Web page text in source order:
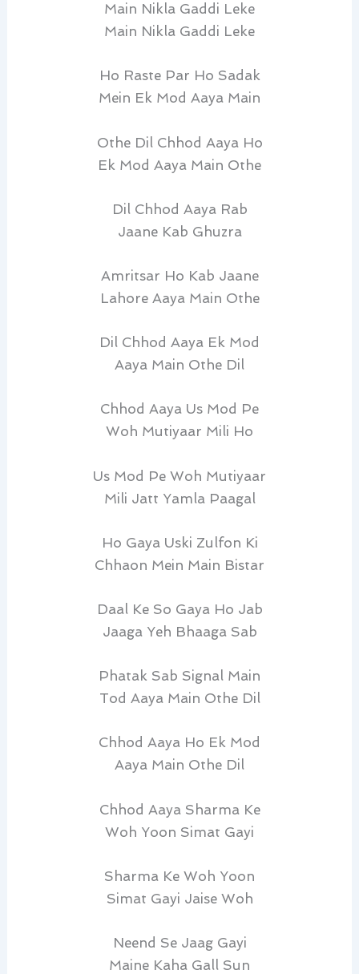
Main Nikla Gaddi Leke
Main Nikla Gaddi Leke
Ho Raste Par Ho Sadak
Mein Ek Mod Aaya Main
Othe Dil Chhod Aaya Ho
Ek Mod Aaya Main Othe
Dil Chhod Aaya Rab
Jaane Kab Ghuzra
Amritsar Ho Kab Jaane
Lahore Aaya Main Othe
Dil Chhod Aaya Ek Mod
Aaya Main Othe Dil
Chhod Aaya Us Mod Pe
Woh Mutiyaar Mili Ho
Us Mod Pe Woh Mutiyaar
Mili Jatt Yamla Paagal
Ho Gaya Uski Zulfon Ki
Chhaon Mein Main Bistar
Daal Ke So Gaya Ho Jab
Jaaga Yeh Bhaaga Sab
Phatak Sab Signal Main
Tod Aaya Main Othe Dil
Chhod Aaya Ho Ek Mod
Aaya Main Othe Dil
Chhod Aaya Sharma Ke
Woh Yoon Simat Gayi
Sharma Ke Woh Yoon
Simat Gayi Jaise Woh
Neend Se Jaag Gayi
Maine Kaha Gall Sun